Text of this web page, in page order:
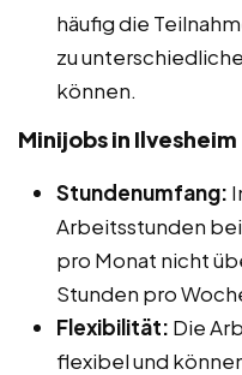
häufig die
zu
können.
Minijobs in Ilvesheim
Stundenumfang:
Arbeitsstunden
pro Monat nicht
Stunden pro
Flexibilität: Die
flexibel und